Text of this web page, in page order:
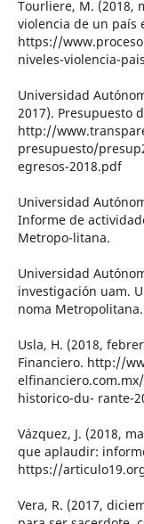
Tourliere, M. (2018,
violencia de un país
https://
niveles-violencia-
Universidad
2017). Presupuesto
http://
presupuesto/
egresos-2018.pdf
Universidad
Informe de
Metropo-litana.
Universidad
investigación uam.
noma Metropolitana.
Usla, H. (2018,
Financiero. http://
historico-du- rante-
Vázquez, J. (2018,
que aplaudir:
https://
Vera, R. (2017,